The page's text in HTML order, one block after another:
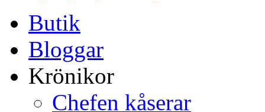
Butik
Bloggar
Krönikor
Chefen kåserar